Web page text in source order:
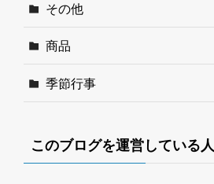
その他
商品
季節行事
このブログを運営している人